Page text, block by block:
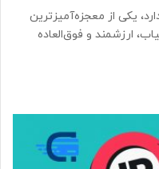
یکی از معجزه‌آمیزترین
ارزشمند و فوق‌العاده